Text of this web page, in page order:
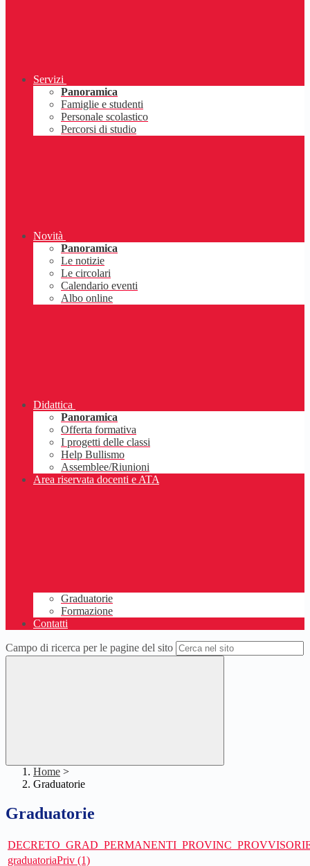
Servizi
Panoramica
Famiglie e studenti
Personale scolastico
Percorsi di studio
Novità
Panoramica
Le notizie
Le circolari
Calendario eventi
Albo online
Didattica
Panoramica
Offerta formativa
I progetti delle classi
Help Bullismo
Assemblee/Riunioni
Area riservata docenti e ATA
Graduatorie
Formazione
Contatti
Campo di ricerca per le pagine del sito
Home >
Graduatorie
Graduatorie
graduatoriaPriv (1)